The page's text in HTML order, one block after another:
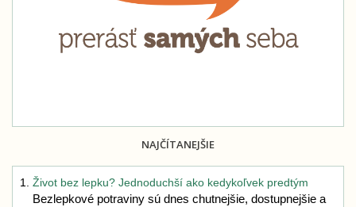
NAJČÍTANEJŠIE
Život bez lepku? Jednoduchší ako kedykoľvek predtým
Bezlepkové potraviny sú dnes chutnejšie, dostupnejšie a